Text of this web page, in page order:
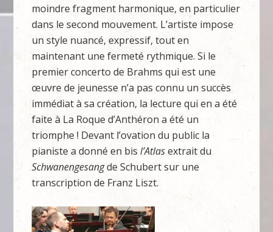
moindre fragment harmonique, en particulier
dans le second mouvement. L’artiste impose
un style nuancé, expressif, tout en
maintenant une fermeté rythmique. Si le
premier concerto de Brahms qui est une
œuvre de jeunesse n’a pas connu un succès
immédiat à sa création, la lecture qui en a été
faite à La Roque d’Anthéron a été un
triomphe ! Devant l’ovation du public la
pianiste a donné en bisl’Atlasextrait du
Schwanengesangde Schubert sur une
transcription de Franz Liszt.